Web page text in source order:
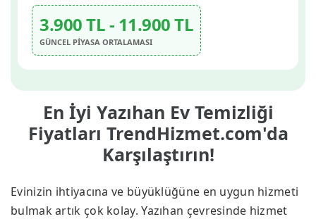
En İyi Yazıhan Ev Temizliği
Fiyatları TrendHizmet.com'da
Karşılaştırın!
Evinizin ihtiyacına ve büyüklüğüne en uygun hizmeti
bulmak artık çok kolay. Yazıhan çevresinde hizmet
3.900 TL - 11.900 TL
GÜNCEL PİYASA ORTALAMASI